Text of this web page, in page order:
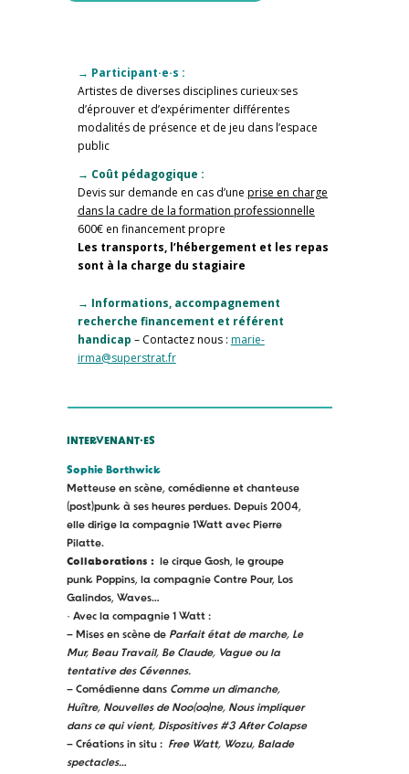
→ Participant·e·s :
Artistes de diverses disciplines curieux·ses
d’éprouver et d’expérimenter différentes
modalités de présence et de jeu dans l’espace
public
→ Coût pédagogique :
Devis sur demande en cas d’une prise en charge
dans la cadre de la formation professionnelle
600€ en financement propre
Les transports, l’hébergement et les repas
sont à la charge du stagiaire
→ Informations, accompagnement
recherche financement et référent
handicap – Contactez nous : marie-
irma@superstrat.fr
INTERVENANT·ES
Sophie Borthwick
Metteuse en scène, comédienne et chanteuse
(post)punk à ses heures perdues. Depuis 2004,
elle dirige la compagnie 1Wattavec Pierre
Pilatte.
Collaborations : le cirque Gosh, le groupe
punk Poppins, la compagnie Contre Pour, Los
Galindos, Waves…
· Avec la compagnie 1 Watt :
– Mises en scène de Parfait état de marche, Le
Mur, Beau Travail, Be Claude, Vague ou la
tentative des Cévennes.
– Comédienne dans Comme un dimanche,
Huître, Nouvelles de Noo(oo)ne, Nous impliquer
dans ce qui vient, Dispositives #3 After Colapse
– Créations in situ :
Free Watt, Wozu, Balade
spectacles…